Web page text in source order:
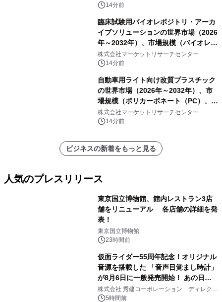
14分前
臨床試験用バイオレポジトリ・アーカ
イブソリューションの世界市場（2026
年～2032年）、市場規模（バイオレポ
ジトリサービス、アーカイブソリュー
ションサービス）・分析レポートを発
株式会社マーケットリサーチセンター
14分前
自動車用ライト向け改質プラスチック
の世界市場（2026年～2032年）、市
場規模（ポリカーボネート（PC）、ポ
リメチルメタクリレート
（PMMA））・分析レポートを発表
株式会社マーケットリサーチセンター
14分前
ビジネスの新着をもっと見る
人気のプレスリリース
東京国立博物館、館内レストラン3店
舗をリニューアル 各店舗の詳細を発
表！
東京国立博物館
23時間前
仮面ライダー55周年記念！オリジナル
音源を搭載した 「音声目覚まし時計」
が8月6日に一般発売開始！ あの日の
大興奮が今甦る
株式会社 秀建コーポレーション ディレクト
アートギャラリー
5時間前